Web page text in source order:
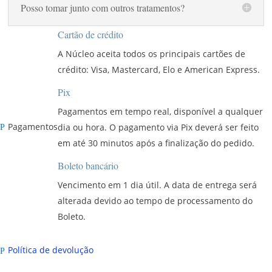
Posso tomar junto com outros tratamentos?
P Pagamentos
Cartão de crédito
A Núcleo aceita todos os principais cartões de
crédito: Visa, Mastercard, Elo e American Express.
Pix
Pagamentos em tempo real, disponível a qualquer
dia ou hora. O pagamento via Pix deverá ser feito
em até 30 minutos após a finalização do pedido.
Boleto bancário
Vencimento em 1 dia útil. A data de entrega será
alterada devido ao tempo de processamento do
Boleto.
P Política de devolução